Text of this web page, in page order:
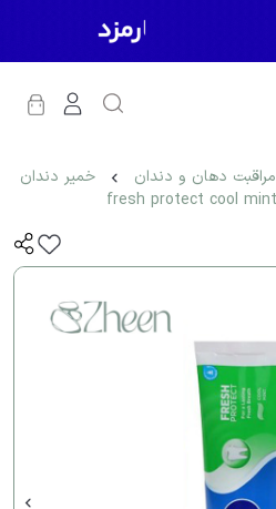
مراقبت دهان و دندان
خمیر دندان